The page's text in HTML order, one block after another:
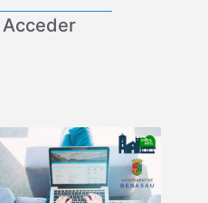
Acceder